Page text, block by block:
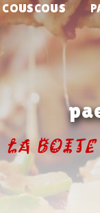
COUSCOUS
La